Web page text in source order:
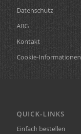
Datenschutz
ABG
Kontakt
Cookie-Informationen
QUICK-LINKS
Einfach bestellen